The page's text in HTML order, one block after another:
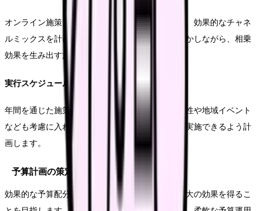
オンライン施策とオフライン施策を組み合わせた、効果的なチャネ
ルミックスを計画します。各チャネルの特性を活かしながら、相乗
効果を生み出す施策を立案します。
実行スケジュールの作成
年間を通じた施策の展開計画を作成します。季節性や地域イベント
なども考慮に入れ、効果的なタイミングで施策を実施できるよう計
画します。
予算計画の策定
効果的な予算配分により、限られたリソースで最大の効果を得るこ